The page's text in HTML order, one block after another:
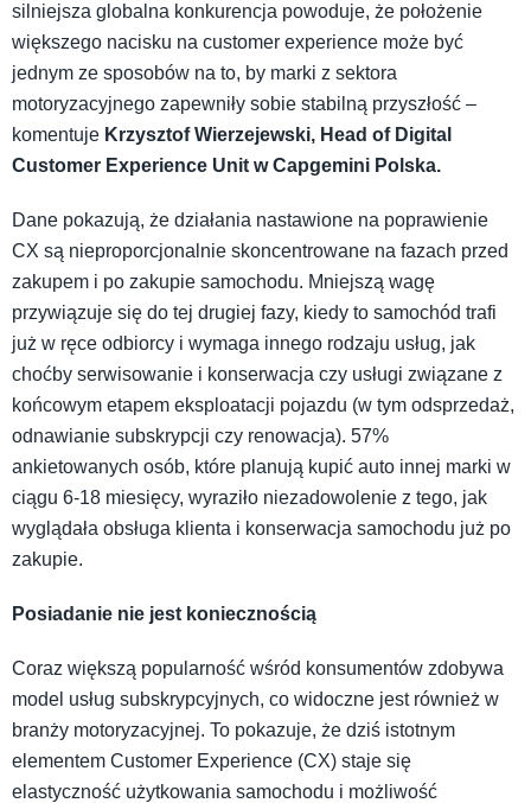
silniejsza globalna konkurencja powoduje, że położenie
większego nacisku na customer experience może być
jednym ze sposobów na to, by marki z sektora
motoryzacyjnego zapewniły sobie stabilną przyszłość –
komentuje Krzysztof Wierzejewski, Head of Digital
Customer Experience Unit w Capgemini Polska.
Dane pokazują, że działania nastawione na poprawienie
CX są nieproporcjonalnie skoncentrowane na fazach przed
zakupem i po zakupie samochodu. Mniejszą wagę
przywiązuje się do tej drugiej fazy, kiedy to samochód trafi
już w ręce odbiorcy i wymaga innego rodzaju usług, jak
choćby serwisowanie i konserwacja czy usługi związane z
końcowym etapem eksploatacji pojazdu (w tym odsprzedaż,
odnawianie subskrypcji czy renowacja). 57%
ankietowanych osób, które planują kupić auto innej marki w
ciągu 6-18 miesięcy, wyraziło niezadowolenie z tego, jak
wyglądała obsługa klienta i konserwacja samochodu już po
zakupie.
Posiadanie nie jest koniecznością
Coraz większą popularność wśród konsumentów zdobywa
model usług subskrypcyjnych, co widoczne jest również w
branży motoryzacyjnej. To pokazuje, że dziś istotnym
elementem Customer Experience (CX) staje się
elastyczność użytkowania samochodu i możliwość